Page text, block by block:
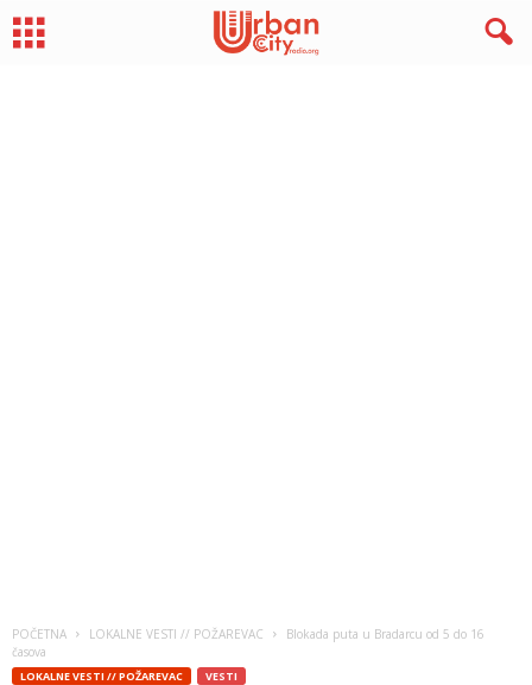
POČETNA LOKALNE VESTI // POŽAREVAC
Blokada puta u Bradarcu od 5 do 16
časova
LOKALNE VESTI // POŽAREVAC VESTI